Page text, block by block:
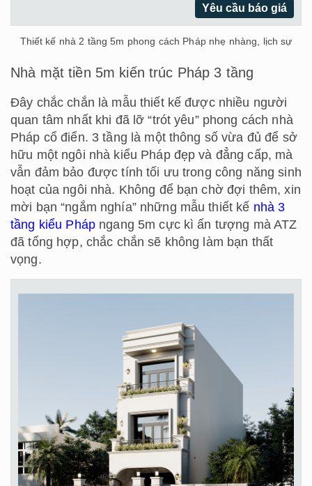
Yêu cầu báo giá
Thiết kế nhà 2 tầng 5m phong cách Pháp nhẹ nhàng, lịch sự
Nhà mặt tiền 5m kiến trúc Pháp 3 tầng
Đây chắc chắn là mẫu thiết kế được nhiều người
quan tâm nhất khi đã lỡ “trót yêu” phong cách nhà
Pháp cổ điển. 3 tầng là một thông số vừa đủ để sở
hữu một ngôi nhà kiểu Pháp đẹp và đẳng cấp, mà
vẫn đảm bảo được tính tối ưu trong công năng sinh
hoạt của ngôi nhà. Không để bạn chờ đợi thêm, xin
mời bạn “ngắm nghía” những mẫu thiết kế nhà 3
tầng kiểu Pháp ngang 5m cực kì ấn tượng mà ATZ
đã tổng hợp, chắc chắn sẽ không làm bạn thất
vọng.